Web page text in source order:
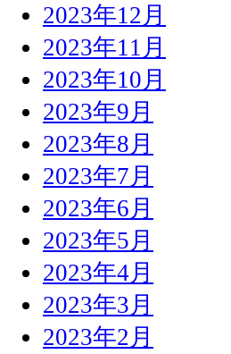
2023年12月
2023年11月
2023年10月
2023年9月
2023年8月
2023年7月
2023年6月
2023年5月
2023年4月
2023年3月
2023年2月